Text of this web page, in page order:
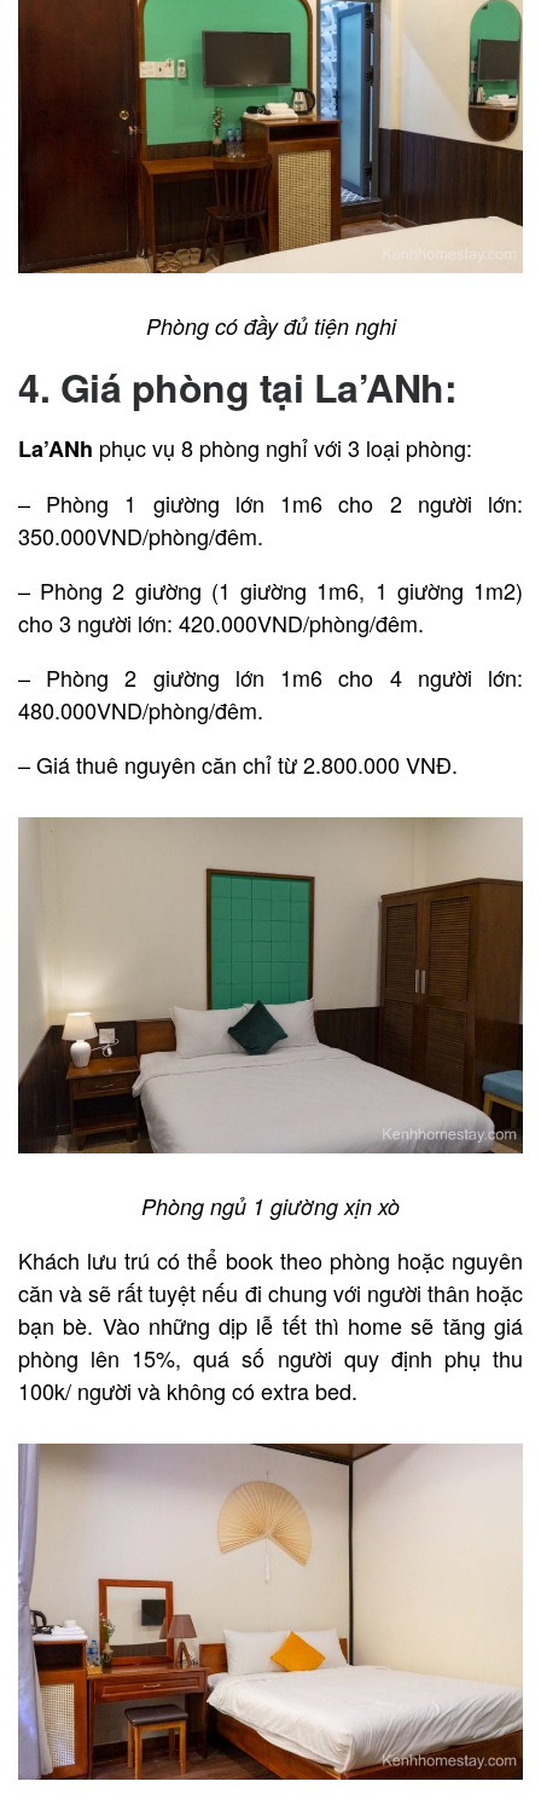
Phòng có đầy đủ tiện nghi
4. Giá phòng tại La’ANh:
La’ANh phục vụ 8 phòng nghỉ với 3 loại phòng:
– Phòng 1 giường lớn 1m6 cho 2 người lớn:
350.000VND/phòng/đêm.
– Phòng 2 giường (1 giường 1m6, 1 giường 1m2)
cho 3 người lớn: 420.000VND/phòng/đêm.
– Phòng 2 giường lớn 1m6 cho 4 người lớn:
480.000VND/phòng/đêm.
– Giá thuê nguyên căn chỉ từ 2.800.000 VNĐ.
Phòng ngủ 1 giường xịn xò
Khách lưu trú có thể book theo phòng hoặc nguyên
căn và sẽ rất tuyệt nếu đi chung với người thân hoặc
bạn bè. Vào những dịp lễ tết thì home sẽ tăng giá
phòng lên 15%, quá số người quy định phụ thu
100k/ người và không có extra bed.